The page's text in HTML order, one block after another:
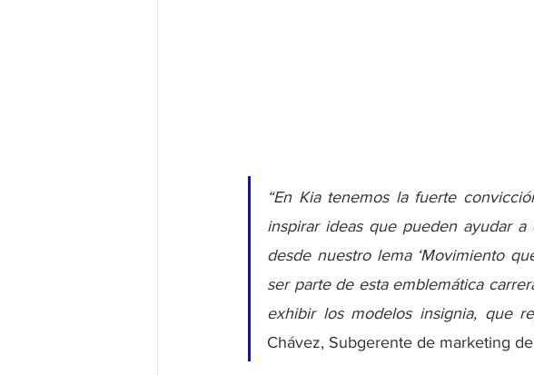
“En Kia tenemos la fuerte
inspirar ideas que pueden ayudar
desde nuestro lema ‘Movimiento
ser parte de esta emblemática
exhibir los modelos insignia, que
Chávez, Subgerente de marketing